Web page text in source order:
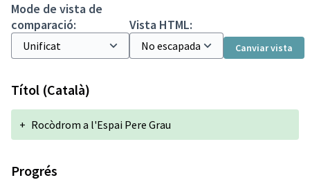
Mode de vista de
comparació:
Vista HTML:
Canviar vista
Títol (Català)
+ Rocòdrom a l'Espai Pere Grau
Progrés